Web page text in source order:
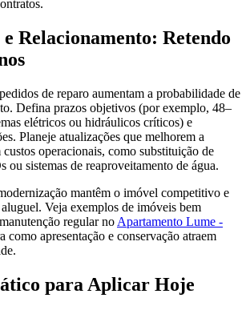
Relacionamento: Retendo
de reparo aumentam a probabilidade de
Defina prazos objetivos (por exemplo, 48–
elétricos ou hidráulicos críticos) e
Planeje atualizações que melhorem a
operacionais, como substituição de
sistemas de reaproveitamento de água.
mantêm o imóvel competitivo e
Veja exemplos de imóveis bem
regular no Apartamento Lume -
como apresentação e conservação atraem
para Aplicar Hoje